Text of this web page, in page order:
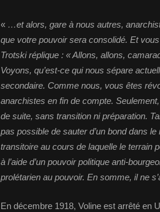
« …et alors, gare à nous autres,
que votre pouvoir sera consolidé. Et
Trotski réplique : « Allons, allons,
Voyons, qu’est-ce qui nous sépare
secondaire. Comme nous, vous êtes
anarchistes en fin de compte.
de suite, sans transition ni préparation.
pas possible de sauter d’un bond dans
transitoire au cours de laquelle le terrain
à l’aide d’un pouvoir politique anti-
prolétarien au pouvoir. En somme, il ne
En décembre 1918, Voline est arrêté en